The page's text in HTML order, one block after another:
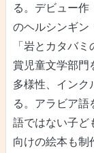
る。デビュー
のヘルシンギン
「岩とカタバ
賞児童文学部門
多様性、インク
る。アラビア
語ではない子ど
向けの絵本も制